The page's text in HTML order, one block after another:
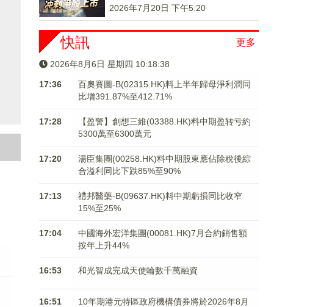
2026年7月20日 下午5:20
更多
快訊
2026年8月6日 星期四 10:18:38
17:36
百奧賽圖-B(02315.HK)料上半年歸母淨利潤同
比增391.87%至412.71%
17:28
【盈警】創想三維(03388.HK)料中期盈转亏約
5300萬至6300萬元
17:20
湯臣集團(00258.HK)料中期股東應佔除稅後綜
合溢利同比下跌85%至90%
17:13
禮邦醫藥-B(09637.HK)料中期虧損同比收窄
15%至25%
17:04
中國海外宏洋集團(00081.HK)7月合約銷售額
按年上升44%
16:53 和光智成完成天使輪數千萬融資
16:51
10年期港元特區政府機構債券將於2026年8月